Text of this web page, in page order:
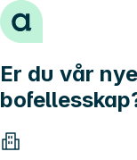
Hopp til innhold
Er du vår